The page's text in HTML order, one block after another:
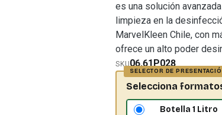
es una solución
limpieza en la
MarvelKleen Chile, con
ofrece un alto poder
SKU06.61P028
Selecciona
Botella 1 Litro